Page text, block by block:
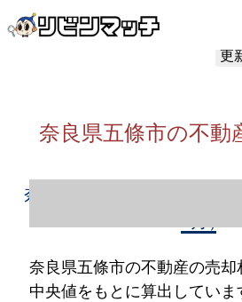
更
奈良県五條市の不動
奈良県五條市の不動産売却
奈良県五條市の不動産の売
中央値をもとに算出していま